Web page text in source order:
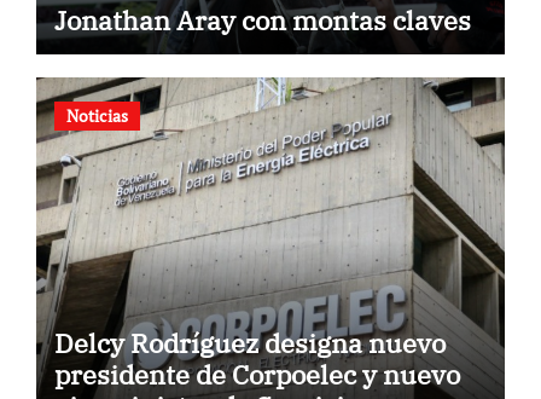
Jonathan Aray con montas claves
Noticias
Delcy Rodríguez designa nuevo
presidente de Corpoelec y nuevo